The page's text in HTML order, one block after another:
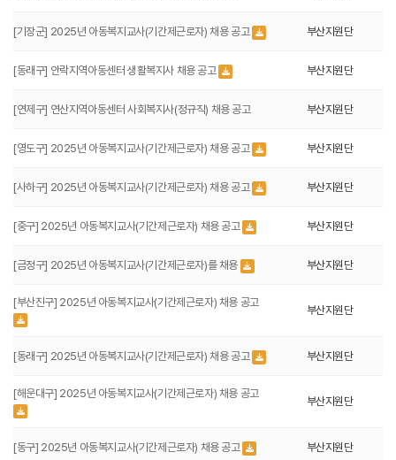
[기장군] 2025년 아동복지교사(기간제근로자) 채용 공고 부산지원단
[동래구] 안락지역아동센터 생활복지사 채용 공고 부산지원단
[연제구] 연산지역아동센터 사회복지사(정규직) 채용 공고 부산지원단
[영도구] 2025년 아동복지교사(기간제근로자) 채용 공고 부산지원단
[사하구] 2025년 아동복지교사(기간제근로자) 채용 공고 부산지원단
[중구] 2025년 아동복지교사(기간제근로자) 채용 공고 부산지원단
[금정구] 2025년 아동복지교사(기간제근로자)를 채용 부산지원단
[부산진구] 2025년 아동복지교사(기간제근로자) 채용 공고
부산지원단
[동래구] 2025년 아동복지교사(기간제근로자) 채용 공고 부산지원단
[해운대구] 2025년 아동복지교사(기간제근로자) 채용 공고
부산지원단
[동구] 2025년 아동복지교사(기간제근로자) 채용 공고 부산지원단